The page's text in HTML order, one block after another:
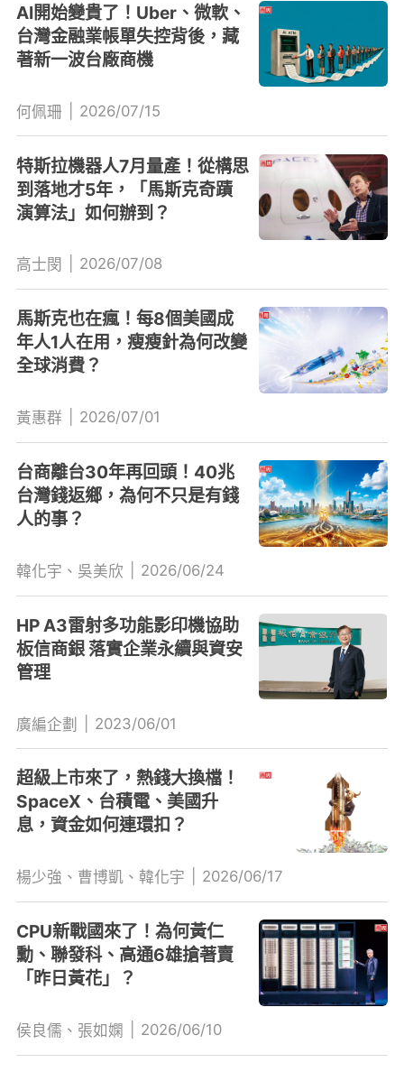
AI開始變貴了！Uber、微軟、
台灣金融業帳單失控背後，藏
著新一波台廠商機
何佩珊 2026/07/15
特斯拉機器人7月量產！從構思
到落地才5年，「馬斯克奇蹟
演算法」如何辦到？
高士閔 2026/07/08
馬斯克也在瘋！每8個美國成
年人1人在用，瘦瘦針為何改變
全球消費？
黃惠群 2026/07/01
台商離台30年再回頭！40兆
台灣錢返鄉，為何不只是有錢
人的事？
韓化宇、吳美欣 2026/06/24
HP A3雷射多功能影印機協助
板信商銀 落實企業永續與資安
管理
廣編企劃 2023/06/01
超級上市來了，熱錢大換檔！
SpaceX、台積電、美國升
息，資金如何連環扣？
楊少強、曹博凱、韓化宇 2026/06/17
CPU新戰國來了！為何黃仁
勳、聯發科、高通6雄搶著賣
「昨日黃花」？
侯良儒、張如嫻 2026/06/10